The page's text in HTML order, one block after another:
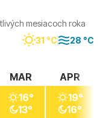
mesiacoch roka
31 °C 28 °C
MAR
16°
13°
APR
19°
16°